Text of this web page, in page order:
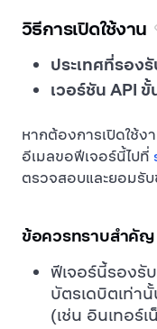
วิธีการเปิดใช้งาน
ประเทศที่รอง
เวอร์ชัน API
หากต้องการเปิดใช้ง
อีเมลขอฟีเจอร์นี้ไปที่
ตรวจสอบและยอมรับ
ข้อควรทราบสำคัญ
ฟีเจอร์นี้รองรั
บัตรเดบิตเท่า
(เช่น อินเทอร์